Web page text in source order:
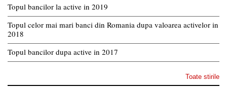
Topul bancilor la active in 2019
Topul celor mai mari banci din Romania dupa valoarea activelor in
2018
Topul bancilor dupa active in 2017
Toate stirile